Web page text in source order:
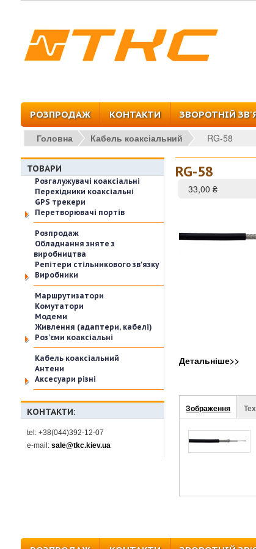
РОЗПРОДАЖ КОНТАКТИ ЗВОРОТНІЙ
Головна Кабель коаксіальний RG-58
ТОВАРИ
Розгалужувачі коаксіальні
Перехідники коаксіальні
GPS трекери
Перетворювачі портів
Розпродаж
Обладнання зняте з
виробництва
Репітери стільникового зв'язку
Виробники
Маршрутизатори
Комутатори
Модеми
Живлення (адаптери, кабелі)
Роз'єми коаксіальні
Кабель коаксіальний
Антени
Аксесуари різні
КОНТАКТИ:
tel: +38(044)392-12-07
e-mail: sale@tkc.kiev.ua
RG-58
33,00 ₴
Детальніше>>
Stuff
Зображення